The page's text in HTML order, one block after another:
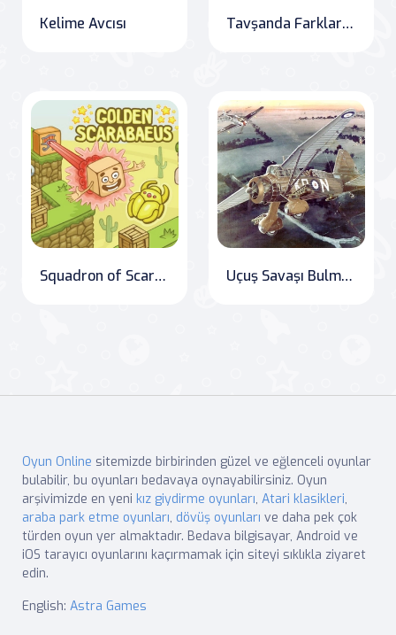
Kelime Avcısı Tavşanda Farkları Bul
Squadron of Scarab Hunters Uçuş Savaşı Bulmaca: Havada Heyecanı Yaşayın!
Oyun Online sitemizde birbirinden güzel ve eğlenceli oyunlar
bulabilir, bu oyunları bedavaya oynayabilirsiniz. Oyun
arşivimizde en yeni kız giydirme oyunları, Atari klasikleri,
araba park etme oyunları, dövüş oyunları ve daha pek çok
türden oyun yer almaktadır. Bedava bilgisayar, Android ve
iOS tarayıcı oyunlarını kaçırmamak için siteyi sıklıkla ziyaret
edin.
English: Astra Games